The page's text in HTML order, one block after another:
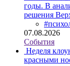
годы. В
решения
07.08.2026
События
Неделя
красными